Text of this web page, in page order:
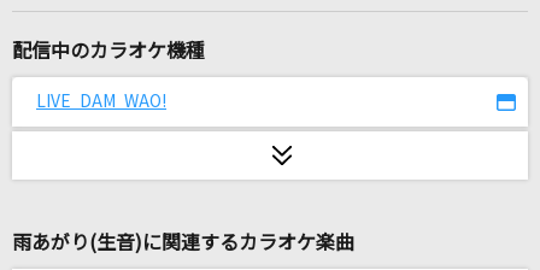
赤い首輪
吉田山田
嵐(アラシ)
I LOVE YOU
配信中のカラオケ機種
LIVE DAM WAO!
雨あがり(生音)に関連するカラオケ楽曲